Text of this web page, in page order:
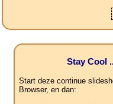
Stay Cool
Start deze continue
Browser, en dan: